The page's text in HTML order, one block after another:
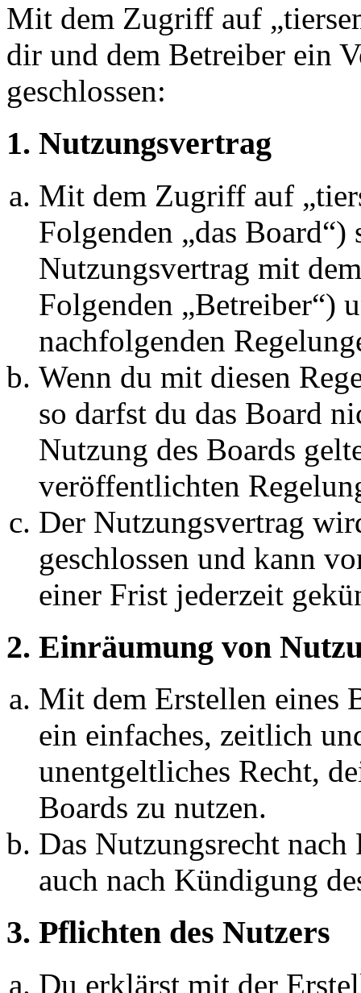
Mit dem Zugriff auf
dir und dem Betreiber ein
geschlossen:
1. Nutzungsvertrag
Mit dem Zugriff auf
Folgenden „das
Nutzungsvertrag mit
Folgenden „Betreiber“)
nachfolgenden
Wenn du mit diesen
so darfst du das Board
Nutzung des Boards
veröffentlichten
Der Nutzungsvertrag
geschlossen und kann
einer Frist jederzeit
2. Einräumung von
Mit dem Erstellen eines
ein einfaches, zeitlich
unentgeltliches Recht,
Boards zu nutzen.
Das Nutzungsrecht
auch nach Kündigung
3. Pflichten des Nutzers
Du erklärst mit der